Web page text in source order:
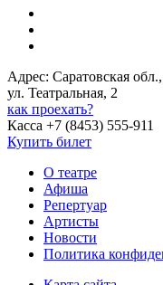
Адрес: Саратовская
ул. Театральная, 2
как проехать?
Касса +7 (8453) 555-911
Купить билет
О театре
Афиша
Репертуар
Артисты
Новости
Политика